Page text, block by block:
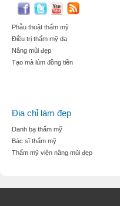
Phẫu thuật thẩm mỹ
Điều trị thẩm mỹ da
Nâng mũi đẹp
Tạo mà lúm đồng tiền
Địa chỉ làm đẹp
Danh bạ thẩm mỹ
Bác sĩ thẩm mỹ
Thẩm mỹ viện nâng mũi đẹp